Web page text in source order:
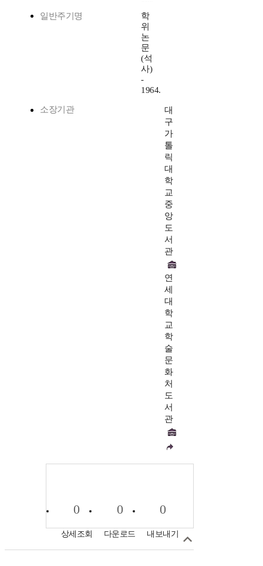
일반주기명
학
위
논
문
(석
사)
-
1964.
소장기관
대
구
가
톨
릭
대
학
교
중
앙
도
서
관
연
세
대
학
교
학
술
문
화
처
도
서
관
0
상세조회
0
다운로드
0
내보내기